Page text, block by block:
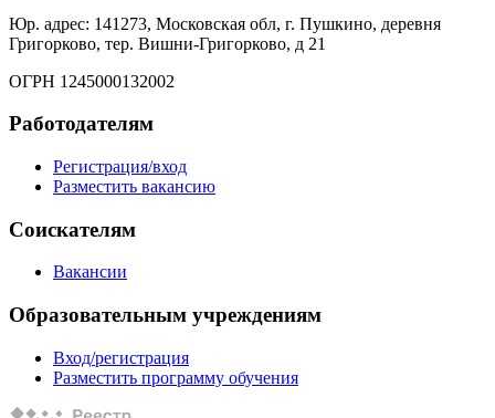
Юр. адрес: 141273, Московская обл, г. Пушкино, деревня
Григорково, тер. Вишни-Григорково, д 21
ОГРН 1245000132002
Работодателям
Регистрация/вход
Разместить вакансию
Соискателям
Вакансии
Образовательным учреждениям
Вход/регистрация
Разместить программу обучения